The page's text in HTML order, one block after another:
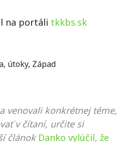
na portáli tkkbs.sk
, útoky, Západ
venovali konkrétnej téme,
v čítaní, určite si
článok Danko vylúčil, že